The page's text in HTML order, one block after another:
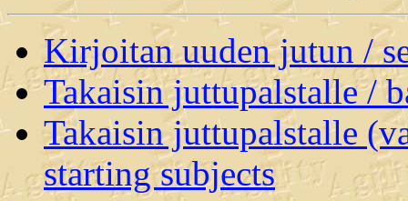
Kirjoitan uuden jutun /
Takaisin juttupalstalle /
Takaisin juttupalstalle
starting subjects